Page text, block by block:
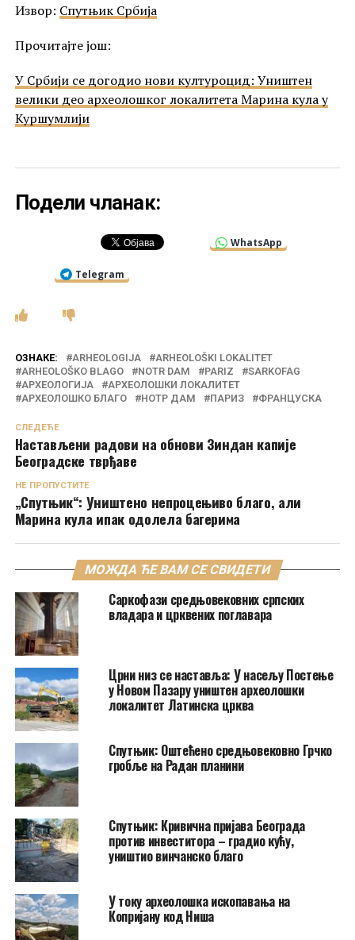
Извор: Спутњик Србија
Прочитајте још:
У Србији се догодио нови културоцид: Уништен
велики део археолошког локалитета Марина кула у
Куршумлији
Подели чланак:
WhatsApp
Telegram
ОЗНАКЕ: ARHEOLOGIJA
ARHEOLOŠKI LOKALITET
ARHEOLOŠKO BLAGO
NOTR DAM PARIZ
SARKOFAG
АРХЕОЛОГИЈА
АРХЕОЛОШКИ ЛОКАЛИТЕТ
АРХЕОЛОШКО БЛАГО
НОТР ДАМ ПАРИЗ ФРАНЦУСКА
СЛЕДЕЋЕ
Настављени радови на обнови Зиндан капије
Београдске тврђаве
НЕ ПРОПУСТИТЕ
„Спутњик“: Уништено непроцењиво благо, али
Марина кула ипак одолела багерима
МОЖДА ЋЕ ВАМ СЕ СВИДЕТИ
Саркофази средњовековних српских
владара и црквених поглавара
Црни низ се наставља: У насељу Постење
у Новом Пазару уништен археолошки
локалитет Латинска црква
Спутњик: Оштећено средњовековно Грчко
гробље на Радан планини
Спутњик: Кривична пријава Београда
против инвеститора – градио кућу,
уништио винчанско благо
У току археолошка ископавања на
Копријану код Ниша